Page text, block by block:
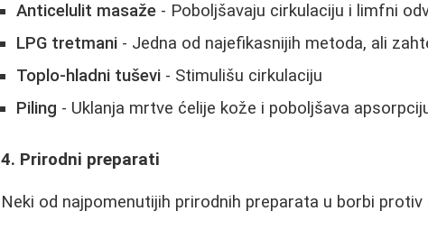
Anticelulit masaže - Poboljšavaju cirkulaciju i limfni
LPG tretmani - Jedna od najefikasnijih metoda, ali
Toplo-hladni tuševi - Stimulišu cirkulaciju
Piling - Uklanja mrtve ćelije kože i poboljšava
4. Prirodni preparati
Neki od najpomenutijih prirodnih preparata u borbi protiv